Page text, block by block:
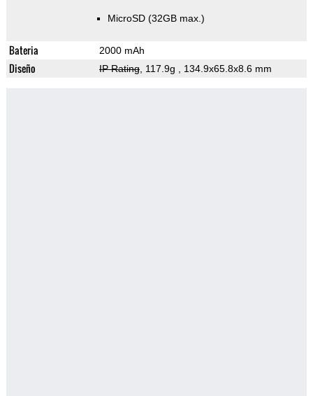
MicroSD (32GB max.)
Bateria 2000 mAh
Diseño IP Rating, 117.9g , 134.9x65.8x8.6 mm